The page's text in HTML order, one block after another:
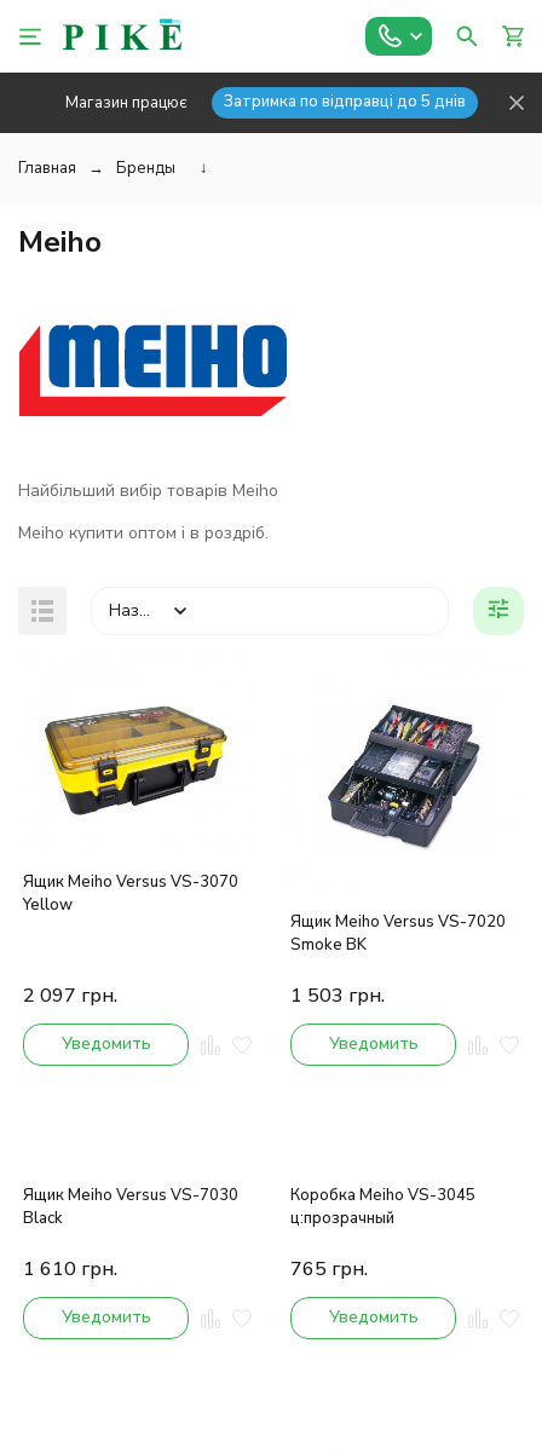
Магазин працює Затримка по відправці до 5 днів
Главная Бренды ↓
Meiho
Найбільший вибір товарів Meiho
Meiho купити оптом і в роздріб.
Назва
Ящик Meiho Versus VS-3070
Yellow
2 097 грн.
Уведомить
Ящик Meiho Versus VS-7020
Smoke BK
1 503 грн.
Уведомить
Ящик Meiho Versus VS-7030
Black
1 610 грн.
Уведомить
Коробка Meiho VS-3045
ц:прозрачный
765 грн.
Уведомить